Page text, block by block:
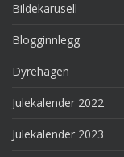
Bildekarusell
Blogginnlegg
Dyrehagen
Julekalender 2022
Julekalender 2023